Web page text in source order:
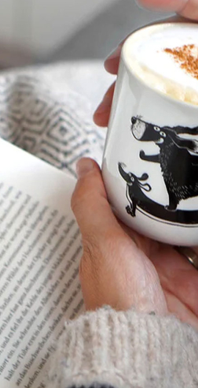
sind wir verpflichtet, Informationen
bereitzustellen. Dieser
zu unseren Produkten
gemäß EU-Verordnung:
für Jagen & Angeln